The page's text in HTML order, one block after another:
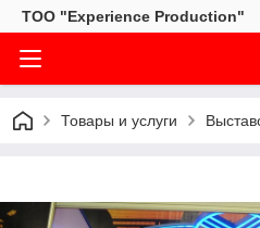
ТОО "Experience Production"
Товары и услуги